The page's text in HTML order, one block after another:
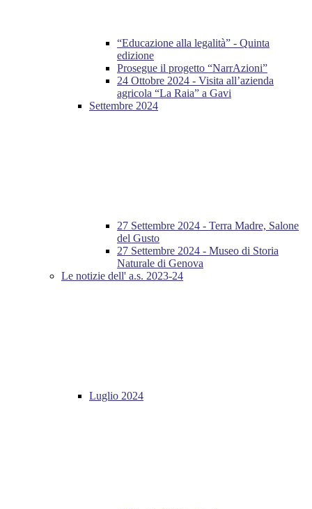
“Educazione alla legalità” - Quinta
edizione
Prosegue il progetto “NarrAzioni”
24 Ottobre 2024 - Visita all’azienda
agricola “La Raia” a Gavi
Settembre 2024
27 Settembre 2024 - Terra Madre, Salone
del Gusto
27 Settembre 2024 - Museo di Storia
Naturale di Genova
Le notizie dell' a.s. 2023-24
Luglio 2024